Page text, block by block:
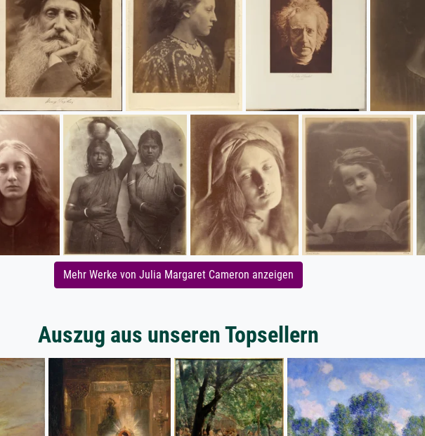
Mehr Werke von Julia Margaret Cameron anzeigen
Auszug aus unseren Topsellern